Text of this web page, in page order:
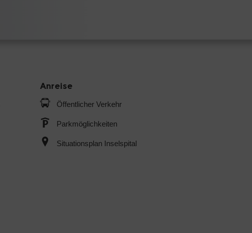
Anreise
Öffentlicher Verkehr
Parkmöglichkeiten
Situationsplan Inselspital